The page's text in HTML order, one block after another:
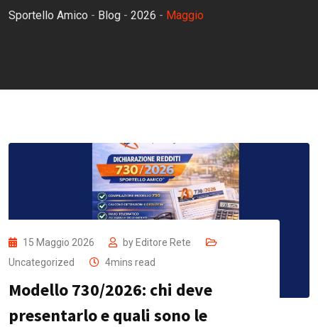
Sportello Amico - Blog - 2026 - Maggio
15 Maggio 2026 byEditore Rete
Uncategorized
4mins read
Modello 730/2026: chi deve
presentarlo e quali sono le